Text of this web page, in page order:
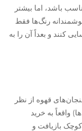
باشد، اما بیشتر
رنگ‌ها فقط
کنند و بعداً آن را به
قهوه از نظر
نسل یکم (میلی‌نیال‌ها) واقعاً به خرید
بازیافت و